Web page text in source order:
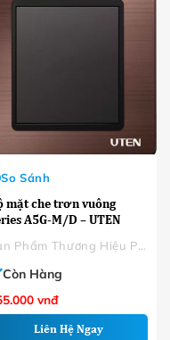
mặt che trơn vuông
A5G-M/D – UTEN
So Sánh
Còn Hàng
vnđ
Liên Hệ Ngay